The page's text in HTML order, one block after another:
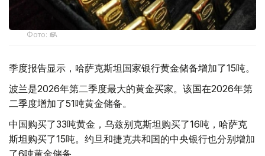
Фото: ӨзА
季度报告显示，哈萨克斯坦国家银行黄金储备增加了15吨。
波兰是2026年第二季度最大的黄金买家。该国在2026年第
二季度增加了51吨黄金储备。
中国购买了33吨黄金，乌兹别克斯坦购买了16吨，哈萨克
斯坦购买了15吨。约旦和捷克共和国的中央银行也分别增加